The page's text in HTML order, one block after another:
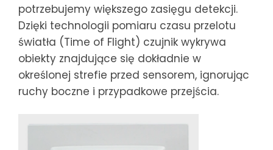
potrzebujemy większego zasięgu detekcji.
Dzięki technologii pomiaru czasu przelotu
światła (Time of Flight) czujnik wykrywa
obiekty znajdujące się dokładnie w
określonej strefie przed sensorem, ignorując
ruchy boczne i przypadkowe przejścia.